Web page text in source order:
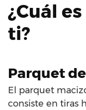
¿Cuál
ti?
Parquet
El parquet
consiste en tiras